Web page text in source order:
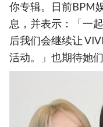
你专辑。日前BPM
息，并表示：「一
后我们会继续让
活动。」也期待她